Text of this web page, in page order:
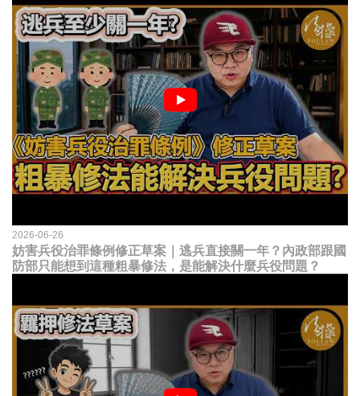
2026-06-26
妨害兵役治罪條例修正草案｜逃兵直接關一年？內政部跟國
防部只能想到這種粗暴修法，是能解決什麼兵役問題？